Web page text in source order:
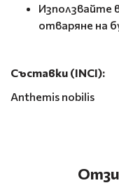
Използвайте
отваряне на
Съставки (INCI):
Anthemis nobilis